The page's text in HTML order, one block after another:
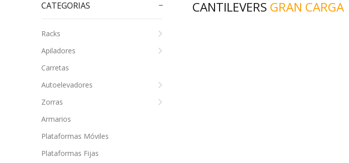
CATEGORIAS
Racks
Apiladores
Carretas
Autoelevadores
Zorras
Armarios
Plataformas Móviles
Plataformas Fijas
CANTILEVERS GRAN CARGA